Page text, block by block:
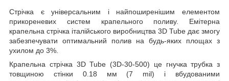
Стрічка є універсальним і найпоширенішим елементом
прикореневих систем крапельного поливу. Емітерна
крапельна стрічка італійського виробництва 3D Tube дає змогу
забезпечувати оптимальний полив на будь-яких площах з
ухилом до 3%.
Крапельна стрічка 3D Tube (3D-30-500) це гнучка трубка з
товщиною стінки 0.18 мм (7 mil) і вбудованими